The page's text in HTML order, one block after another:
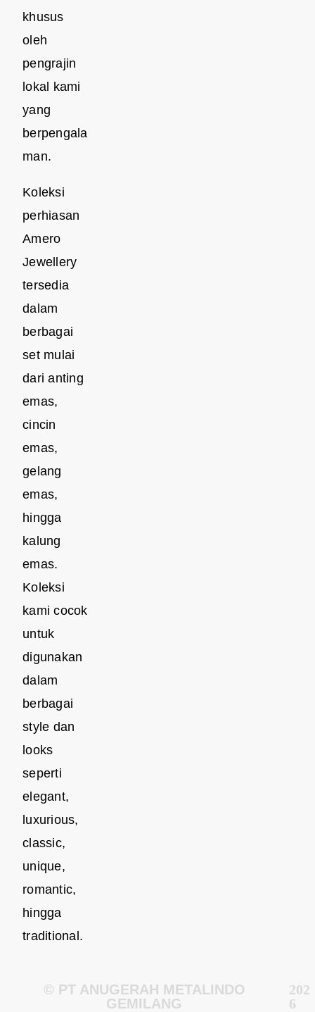
khusus
oleh
pengrajin
lokal kami
yang
berpengala
man.
Koleksi
perhiasan
Amero
Jewellery
tersedia
dalam
berbagai
set mulai
dari anting
emas,
cincin
emas,
gelang
emas,
hingga
kalung
emas.
Koleksi
kami cocok
untuk
digunakan
dalam
berbagai
style dan
looks
seperti
elegant,
luxurious,
classic,
unique,
romantic,
hingga
traditional.
© PT ANUGERAH METALINDO
GEMILANG
202
6